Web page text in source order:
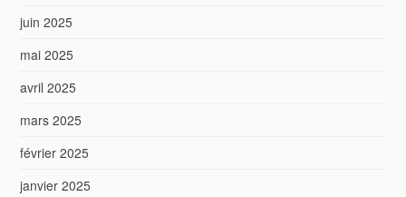
juin 2025
mai 2025
avril 2025
mars 2025
février 2025
janvier 2025